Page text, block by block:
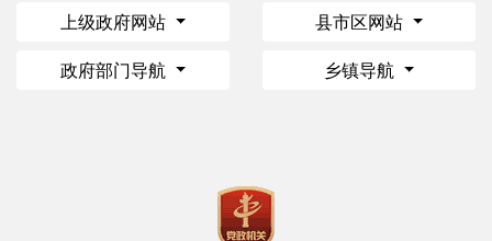
上级政府网站 县市区网站
政府部门导航 乡镇导航